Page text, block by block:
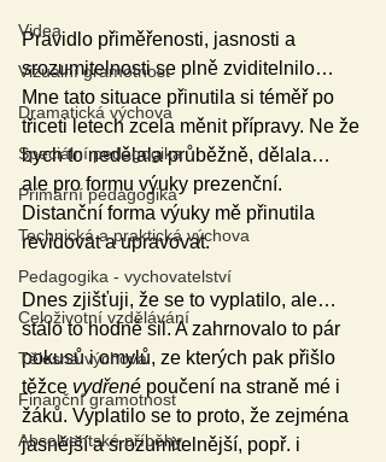
Videa
Vizuální gramotnost
Dramatická výchova
Speciální pedagogika
Primární pedagogika
Technická a praktická výchova
Pedagogika - vychovatelství
Celoživotní vzdělávání
Tělesná výchova
Finanční gramotnost
Absolventské příběhy
Pravidlo přiměřenosti, jasnosti a
srozumitelnosti se plně zviditelnilo…
Mne tato situace přinutila si téměř po
třiceti letech zcela měnit přípravy. Ne že
bych to nedělala průběžně, dělala…
ale pro formu výuky prezenční.
Distanční forma výuky mě přinutila
revidovat a upravovat.
Dnes zjišťuji, že se to vyplatilo, ale…
stálo to hodně sil. A zahrnovalo to pár
pokusů i omylů, ze kterých pak přišlo
těžce vydřené poučení na straně mé i
žáků. Vyplatilo se to proto, že zejména
jasnější a srozumitelnější, popř. i